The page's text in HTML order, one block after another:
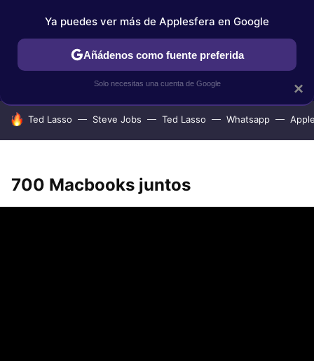
IPHONE TUTORIALES APPLESFERA SELECCIÓN
HOY SE HABLA DE
Ted Lasso Steve Jobs Ted Lasso Whatsapp
700 Macbooks juntos
×
Ya puedes ver más de Applesfera en Google
Añádenos como fuente preferida
Solo necesitas una cuenta de Google